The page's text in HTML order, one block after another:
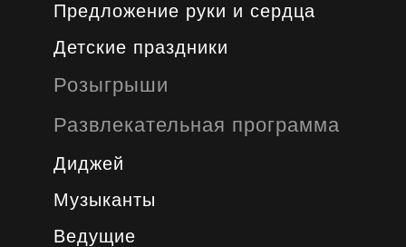
Предложение руки и сердца
Детские праздники
Розыгрыши
Развлекательная программа
Диджей
Музыканты
Ведущие